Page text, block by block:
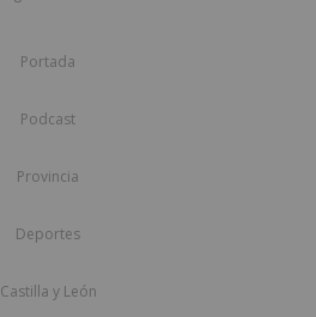
Portada
Podcast
Provincia
Deportes
Castilla y León